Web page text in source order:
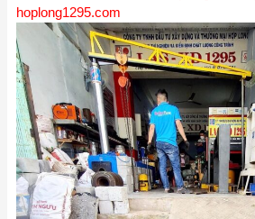
hoplong1295.com